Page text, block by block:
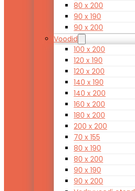
80 x 200
90 x 190
90 x 200
Voodid
100 x 200
120 x 190
120 x 200
140 x 190
140 x 200
160 x 200
180 x 200
200 x 200
70 x 155
80 x 190
80 x 200
90 x 190
90 x 200